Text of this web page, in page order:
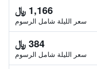
1,166 ﷼
سعر الليلة شامل الرسوم
384 ﷼
سعر الليلة شامل الرسوم